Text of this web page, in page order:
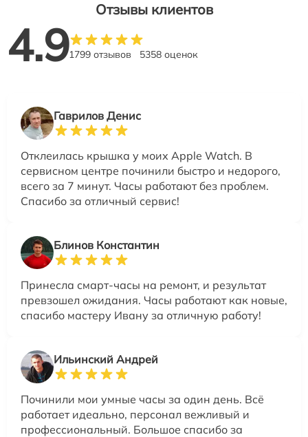
Отзывы клиентов
4.91799 отзывов 5358 оценок
Гаврилов Денис
Отклеилась крышка у моих Apple Watch. В
сервисном центре починили быстро и недорого,
всего за 7 минут. Часы работают без проблем.
Спасибо за отличный сервис!
Блинов Константин
Принесла смарт-часы на ремонт, и результат
превзошел ожидания. Часы работают как новые,
спасибо мастеру Ивану за отличную работу!
Ильинский Андрей
Починили мои умные часы за один день. Всё
работает идеально, персонал вежливый и
профессиональный. Большое спасибо за